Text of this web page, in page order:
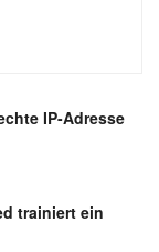
IP-Adresse
trainiert ein